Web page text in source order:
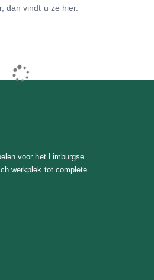
dan vindt u ze hier.
voor het Limburgse
werkplek tot complete